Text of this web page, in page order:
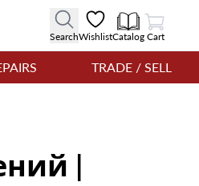
SearchWishlistCatalog
View Cart
Cart
TRADE / SELL
|